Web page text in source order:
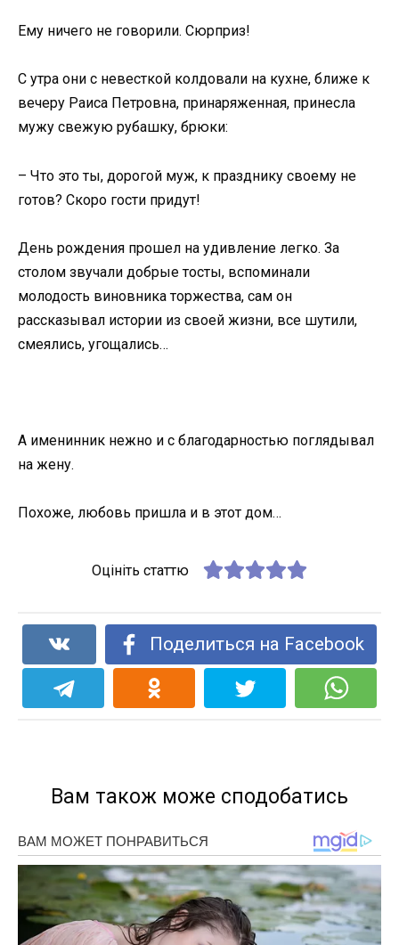
Ему ничего не говорили. Сюрприз!
С утра они с невесткой колдовали на кухне, ближе к
вечеру Раиса Петровна, принаряженная, принесла
мужу свежую рубашку, брюки:
– Что это ты, дорогой муж, к празднику своему не
готов? Скоро гости придут!
День рождения прошел на удивление легко. За
столом звучали добрые тосты, вспоминали
молодость виновника торжества, сам он
рассказывал истории из своей жизни, все шутили,
смеялись, угощались…
А именинник нежно и с благодарностью поглядывал
на жену.
Похоже, любовь пришла и в этот дом…
Оцініть статтю
Поделиться на Facebook
Вам також може сподобатись